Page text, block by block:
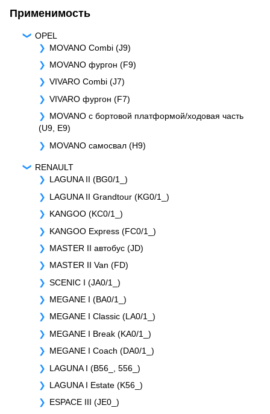
Применимость
OPEL
MOVANO Combi (J9)
MOVANO фургон (F9)
VIVARO Combi (J7)
VIVARO фургон (F7)
MOVANO c бортовой платформой/ходовая часть
(U9, E9)
MOVANO самосвал (H9)
RENAULT
LAGUNA II (BG0/1_)
LAGUNA II Grandtour (KG0/1_)
KANGOO (KC0/1_)
KANGOO Express (FC0/1_)
MASTER II автобус (JD)
MASTER II Van (FD)
SCENIC I (JA0/1_)
MEGANE I (BA0/1_)
MEGANE I Classic (LA0/1_)
MEGANE I Break (KA0/1_)
MEGANE I Coach (DA0/1_)
LAGUNA I (B56_, 556_)
LAGUNA I Estate (K56_)
ESPACE III (JE0_)